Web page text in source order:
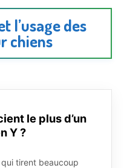
l’usage des
chiens
le plus d’un
Y ?
tirent beaucoup